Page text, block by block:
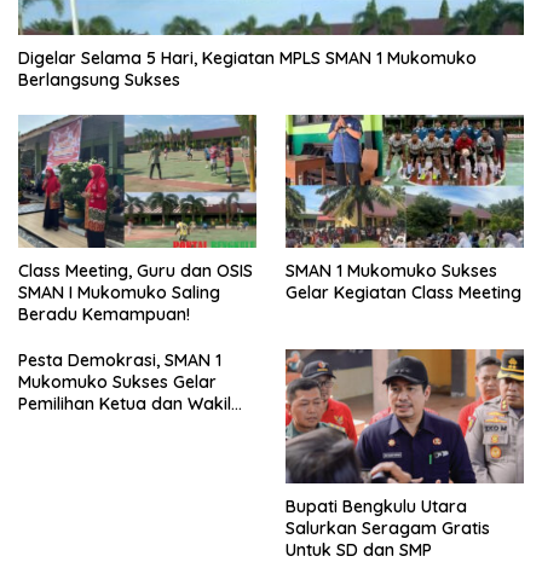
Digelar Selama 5 Hari, Kegiatan MPLS SMAN 1 Mukomuko
Berlangsung Sukses
Class Meeting, Guru dan OSIS
SMAN I Mukomuko Saling
Beradu Kemampuan!
SMAN 1 Mukomuko Sukses
Gelar Kegiatan Class Meeting
Pesta Demokrasi, SMAN 1
Mukomuko Sukses Gelar
Pemilihan Ketua dan Wakil
Bupati Bengkulu Utara
Salurkan Seragam Gratis
Untuk SD dan SMP